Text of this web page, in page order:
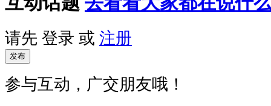
请先 登录 或 注册
发布
参与互动，广交朋友哦！